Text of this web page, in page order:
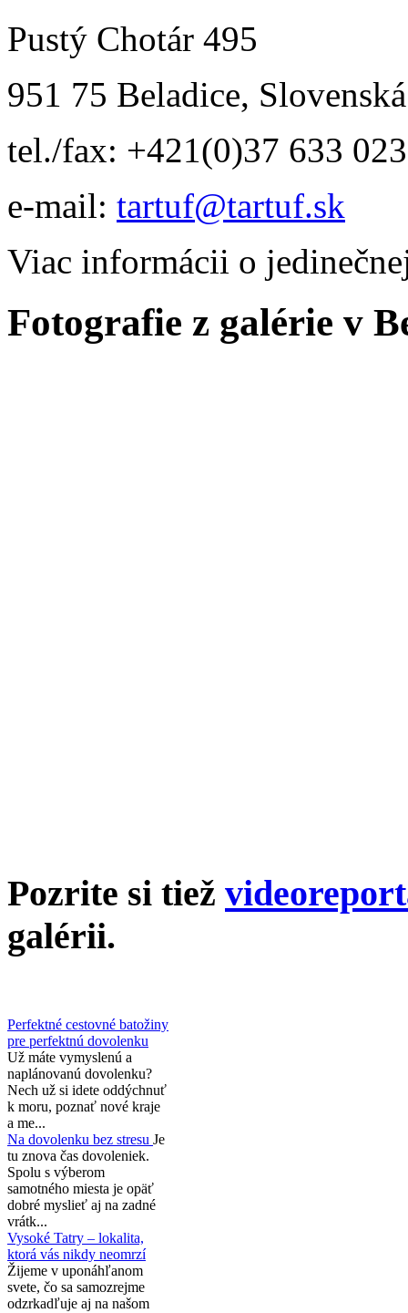
Pustý Chotár 495
951 75 Beladice,
tel./fax: +421(0)37 633
e-mail: tartuf@tartuf.sk
Viac informácii o
Fotografie z galérie v
Pozrite si tiež
galérii.
Perfektné cestovné batožiny
pre perfektnú dovolenku
Už máte vymyslenú a
naplánovanú dovolenku?
Nech už si idete oddýchnuť
k moru, poznať nové kraje
a me...
Na dovolenku bez stresu Je
tu znova čas dovoleniek.
Spolu s výberom
samotného miesta je opäť
dobré myslieť aj na zadné
vrátk...
Vysoké Tatry – lokalita,
ktorá vás nikdy neomrzí
Žijeme v uponáhľanom
svete, čo sa samozrejme
odzrkadľuje aj na našom